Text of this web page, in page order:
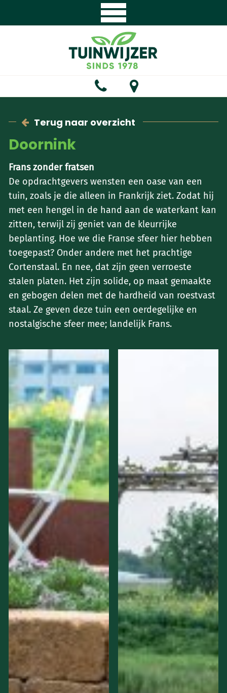
Terug naar overzicht
Doornink
Frans zonder fratsen
‌De opdrachtgevers wensten een oase van een
tuin, zoals je die alleen in Frankrijk ziet. Zodat hij
met een hengel in de hand aan de waterkant kan
zitten, terwijl zij geniet van de kleurrijke
beplanting. Hoe we die Franse sfeer hier hebben
toegepast? Onder andere met het prachtige
Cortenstaal. En nee, dat zijn geen verroeste
stalen platen. Het zijn solide, op maat gemaakte
en gebogen delen met de hardheid van roestvast
staal. Ze geven deze tuin een oerdegelijke en
nostalgische sfeer mee; landelijk Frans.